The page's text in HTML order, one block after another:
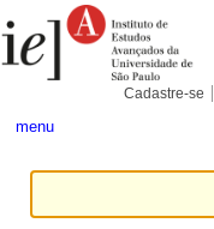
para
conteúdo.
Pessoais
Cadastre-se
menu